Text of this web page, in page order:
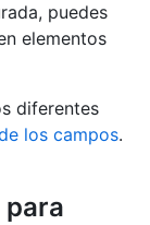
puedes
elementos
diferentes
los campos.